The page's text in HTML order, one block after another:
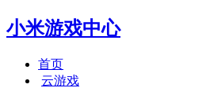
小米游戏中心
首页
云游戏